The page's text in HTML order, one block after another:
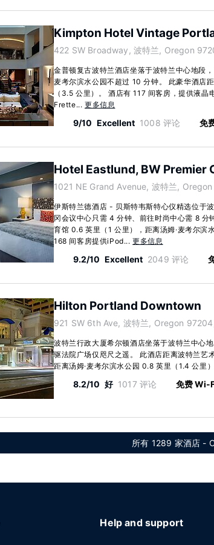
Kimpton Hotel Vintage
422 SW Broadway, 波特兰, Oregon
金普顿复古波特兰酒店坐落于波特兰中心地段
麦考尔滨水公园不超过 10 分钟。 此豪华酒店
（3.5 公里）。 酒店有 117 间客房，提供液晶
Frette... 更多信息
9/10 Excellent 1008 评论 免
Hotel Eastlund, BW Premier
1021 NE Grand Avenue, 波特兰,
伊斯特兰德酒店 - 贝斯特韦斯特心仪精选位于
冈会议中心只需 4 分钟、前往时尚中心需 8 分
育馆 0.6 英里（1 公里），距离汤姆·麦考尔滨
168 间客房提供iPod...更多信息
9.2/10 Excellent 2049 评论
Hilton Portland Downtown
921 SW 6th Ave, 波特兰, Oregon
波特兰行政大厦希尔顿酒店坐落于波特兰中心
驱法院广场仅咫尺之遥。 此酒店距离波特兰艺
距离汤姆·麦考尔滨水公园 0.8 英里（1.4 公里
8.2/10 好 1017 评论 免费 Wi-
所有 1289 家酒店 -
Help and support